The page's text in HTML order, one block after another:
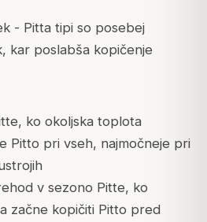
- Pitta tipi so posebej
kar poslabša kopičenje
ko okoljska toplota
Pitto pri vseh, najmočneje pri
v sezono Pitte, ko
začne kopičiti Pitto pred